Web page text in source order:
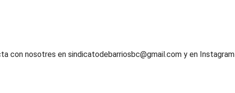
con nosotres en sindicatodebarriosbc@gmail.com y en Instagram